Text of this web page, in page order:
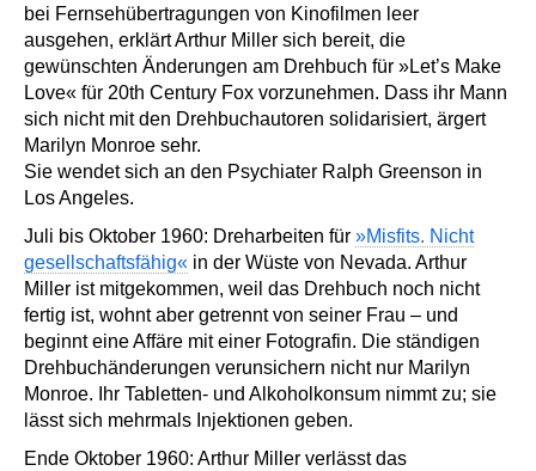
bei Fernsehübertragungen von Kinofilmen leer
ausgehen, erklärt Arthur Miller sich bereit, die
gewünschten Änderungen am Drehbuch für »Let’s Make
Love« für 20th Century Fox vorzunehmen. Dass ihr Mann
sich nicht mit den Drehbuchautoren solidarisiert, ärgert
Marilyn Monroe sehr.
Sie wendet sich an den Psychiater Ralph Greenson in
Los Angeles.
Juli bis Oktober 1960: Dreharbeiten für »Misfits. Nicht
gesellschaftsfähig« in der Wüste von Nevada. Arthur
Miller ist mitgekommen, weil das Drehbuch noch nicht
fertig ist, wohnt aber getrennt von seiner Frau – und
beginnt eine Affäre mit einer Fotografin. Die ständigen
Drehbuchänderungen verunsichern nicht nur Marilyn
Monroe. Ihr Tabletten- und Alkoholkonsum nimmt zu; sie
lässt sich mehrmals Injektionen geben.
Ende Oktober 1960: Arthur Miller verlässt das